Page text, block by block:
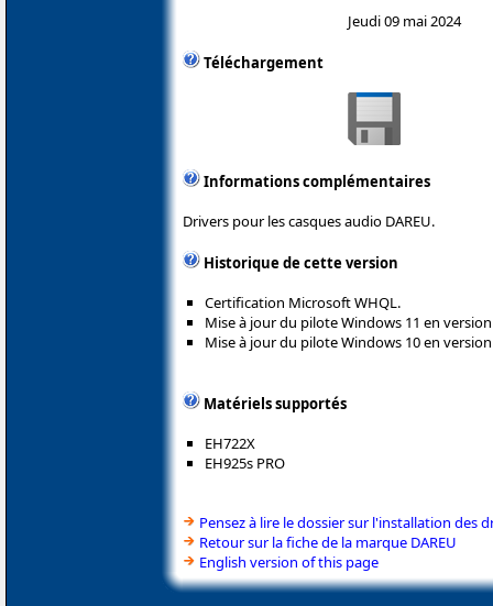
Jeudi 09 mai 2024
Téléchargement
Informations complémentaires
Drivers pour les casques audio DAREU.
Historique de cette version
Certification Microsoft WHQL.
Mise à jour du pilote Windows 11 en version
Mise à jour du pilote Windows 10 en version
Matériels supportés
EH722X
EH925s PRO
Pensez à lire le dossier sur l'installation des
Retour sur la fiche de la marque DAREU
English version of this page